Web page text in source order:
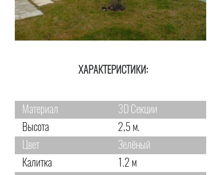
ХАРАКТЕРИСТИКИ:
Материал
3D Секции
Высота
2,5 м.
Цвет
Зелёный
Калитка
1.2 м